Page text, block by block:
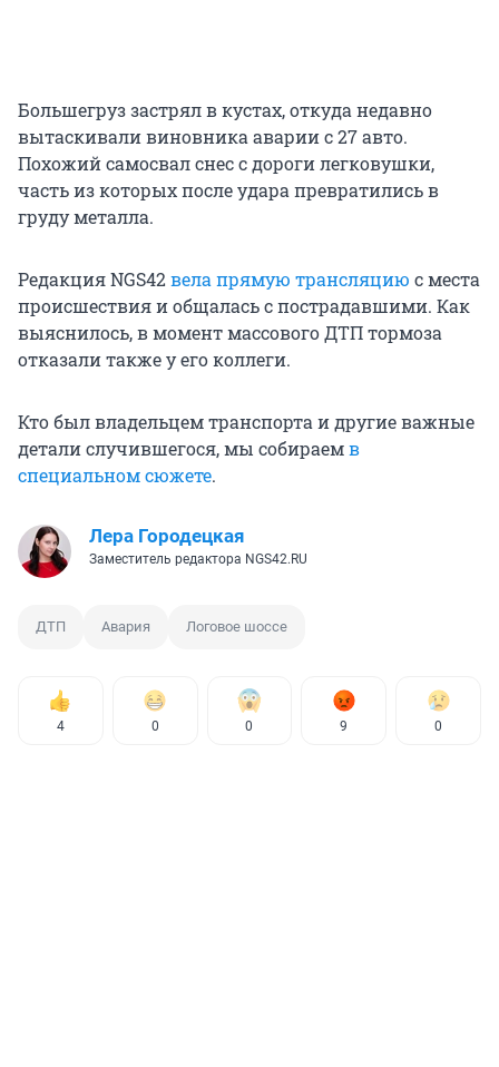
Большегруз застрял в кустах, откуда недавно
вытаскивали виновника аварии с 27 авто.
Похожий самосвал снес с дороги легковушки,
часть из которых после удара превратились в
груду металла.
Редакция NGS42вела прямую трансляцию с места
происшествия и общалась с пострадавшими. Как
выяснилось, в момент массового ДТП тормоза
отказали также у его коллеги.
Кто был владельцем транспорта и другие важные
детали случившегося, мы собираемв
специальном сюжете.
Лера Городецкая
Заместитель редактора NGS42.RU
ДТП Авария Логовое шоссе
4 0 0 9 0